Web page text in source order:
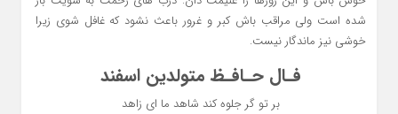
شده است ولی مراقب باش کبر و غرور باعث نشود که غافل شوی زیرا
خوشی نیز ماندگار نیست.
فـال حـافـظ متولدین اسفند
بر تو گر جلوه کند شاهد ما ای زاهد